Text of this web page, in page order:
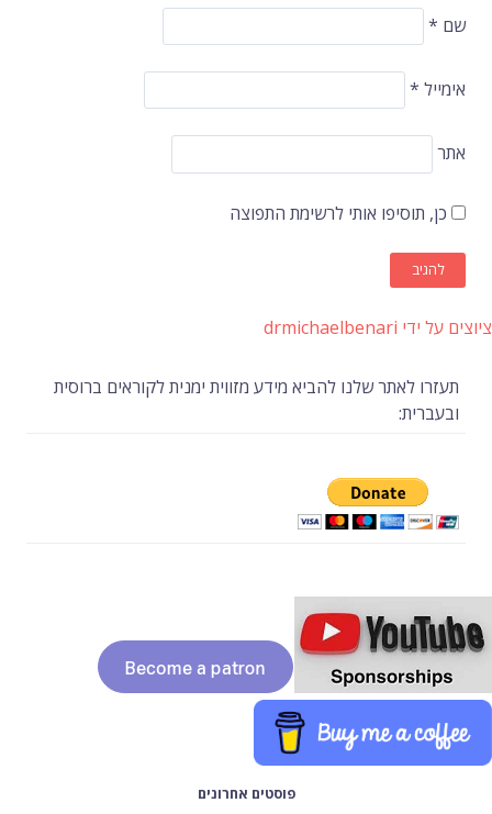
שם *
אימייל *
אתר
כן, תוסיפו אותי לרשימת התפוצה
ציוצים על ידי drmichaelbenari
תעזרו לאתר שלנו להביא מידע מזווית ימנית לקוראים ברוסית
ובעברית:
פוסטים אחרונים